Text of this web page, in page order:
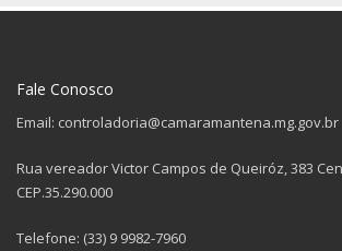
Fale Conosco
Email: controladoria@camaramantena.mg.gov.br
Rua vereador Victor Campos de Queiróz, 383
CEP.35.290.000
Telefone: (33) 9 9982-7960